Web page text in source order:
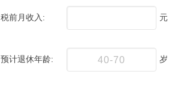
税前月收入: 元
预计退休年龄: 岁